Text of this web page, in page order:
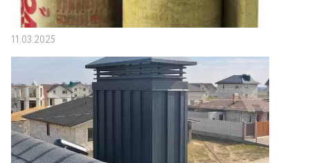
11.03.2025